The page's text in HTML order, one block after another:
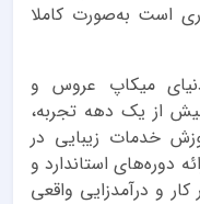
است به‌صورت کاملا
سال ۱۳۹۲ وارد دنیای میکاپ عروس و
از یک دهه تجربه،
خدمات زیبایی در
دوره‌های استاندارد و
کار و درآمدزایی واقعی